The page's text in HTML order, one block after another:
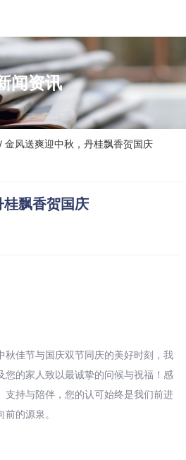
闻资讯
/ 金风送爽迎中秋，丹桂飘香贺国庆
飘香贺国庆
秋佳节与国庆双节同庆的美好时刻，我
您的家人致以最诚挚的问候与祝福！感
支持与陪伴，您的认可始终是我们前进
前的源泉。